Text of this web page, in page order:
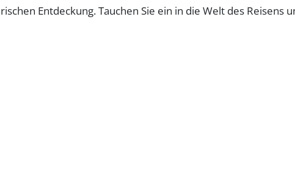
Entdeckung. Tauchen Sie ein in die Welt des Reisens